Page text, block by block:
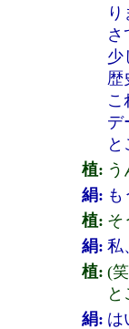
り
さ
少
歴
こ
デ
植: う
絹:
植: そ
絹: 私
植: (
絹: は